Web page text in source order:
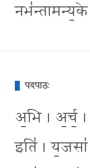
पदपाठः
अ॒भि । अ॒र्च॒ ।
इति॑ । य॒जसा॑